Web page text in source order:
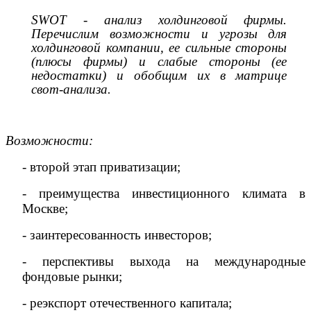
SWОТ - анализ холдинговой фирмы.
Перечислим возможности и угрозы для
холдинговой компании, ее сильные стороны
(плюсы фирмы) и слабые стороны (ее
недостатки) и обобщим их в матрице
свот-анализа.
Возможности:
- второй этап приватизации;
- преимущества инвестиционного климата в
Москве;
- заинтересованность инвесторов;
- перспективы выхода на международные
фондовые рынки;
- реэкспорт отечественного капитала;